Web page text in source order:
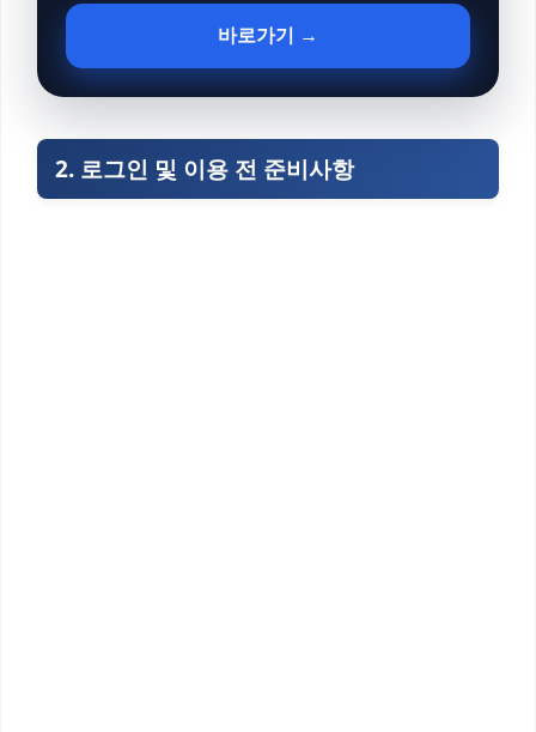
바로가기 →
2. 로그인 및 이용 전 준비사항